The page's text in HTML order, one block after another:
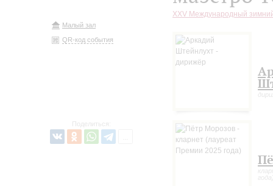
Малый зал
QR-код события
Поделиться:
XXV Международный